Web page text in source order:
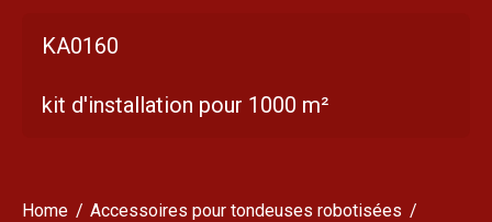
KA0160
kit d'installation pour 1000 m²
Home
Accessoires pour tondeuses robotisées